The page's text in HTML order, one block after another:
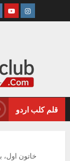
YoutubeInstagram
قلم کلب اردو
خاتون